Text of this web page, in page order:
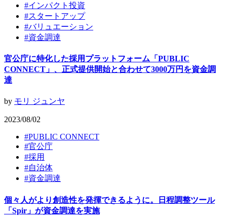
#インパクト投資
#スタートアップ
#バリュエーション
#資金調達
官公庁に特化した採用プラットフォーム「PUBLIC
CONNECT」、正式提供開始と合わせて3000万円を資金調
達
by モリ ジュンヤ
2023/08/02
#PUBLIC CONNECT
#官公庁
#採用
#自治体
#資金調達
個々人がより創造性を発揮できるように。日程調整ツール
「Spir」が資金調達を実施